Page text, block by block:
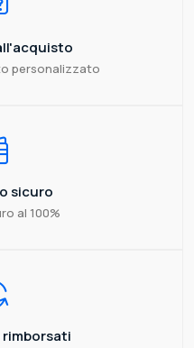
personalizzato
sicuro
al 100%